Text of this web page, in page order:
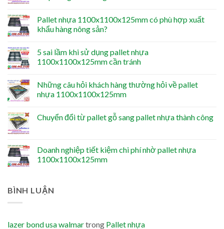
Pallet nhựa 1100x1100x125mm có phù hợp xuất
khẩu hàng nông sản?
5 sai lầm khi sử dụng pallet nhựa
1100x1100x125mm cần tránh
Những câu hỏi khách hàng thường hỏi về pallet
nhựa 1100x1100x125mm
Chuyển đổi từ pallet gỗ sang pallet nhựa thành công
Doanh nghiệp tiết kiệm chi phí nhờ pallet nhựa
1100x1100x125mm
BÌNH LUẬN
lazer bond usa walmartrong Pallet nhựa